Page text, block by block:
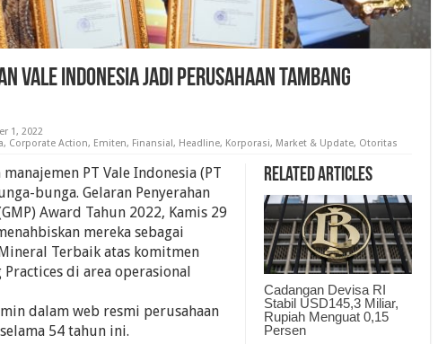
Vale Indonesia Jadi Perusahaan Tambang
1, 2022
, Corporate Action, Emiten, Finansial, Headline, Korporasi, Market & Update, Otoritas
Related Articles
Cadangan Devisa RI
Stabil USD145,3 Miliar,
Rupiah Menguat 0,15
Persen
PT Vale Indonesia (PT
bunga. Gelaran Penyerahan
Award Tahun 2022, Kamis 29
mereka sebagai
Terbaik atas komitmen
di area operasional
dalam web resmi perusahaan
54 tahun ini.